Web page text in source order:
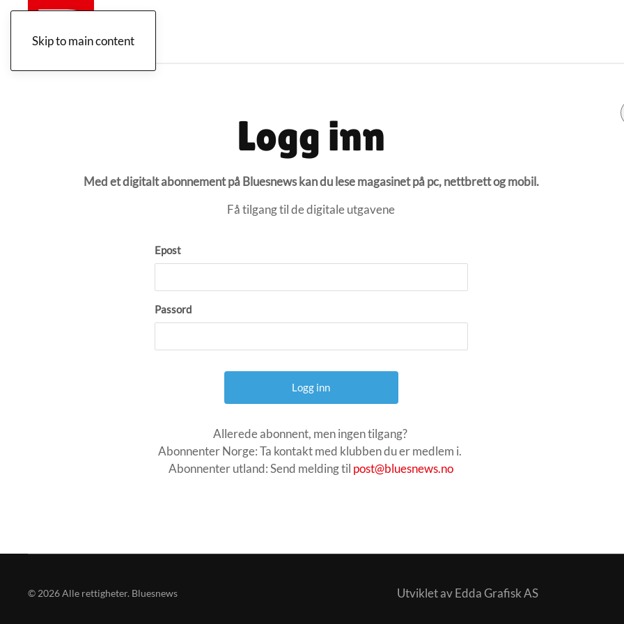
Skip to main content
Logg inn
Med et digitalt abonnement på Bluesnews kan du lese magasinet på pc, nettbrett og mobil.
Få tilgang til de digitale utgavene
Epost
Passord
Allerede abonnent, men ingen tilgang?
Abonnenter Norge: Ta kontakt med klubben du er medlem i.
Abonnenter utland: Send melding til post@bluesnews.no
© 2026Alle rettigheter. Bluesnews Utviklet av Edda Grafisk AS